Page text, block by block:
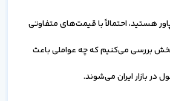
هستید، احتمالاً با قیمت‌های متفاوتی
بخش بررسی می‌کنیم که چه عواملی باعث
بازار ایران می‌شوند.